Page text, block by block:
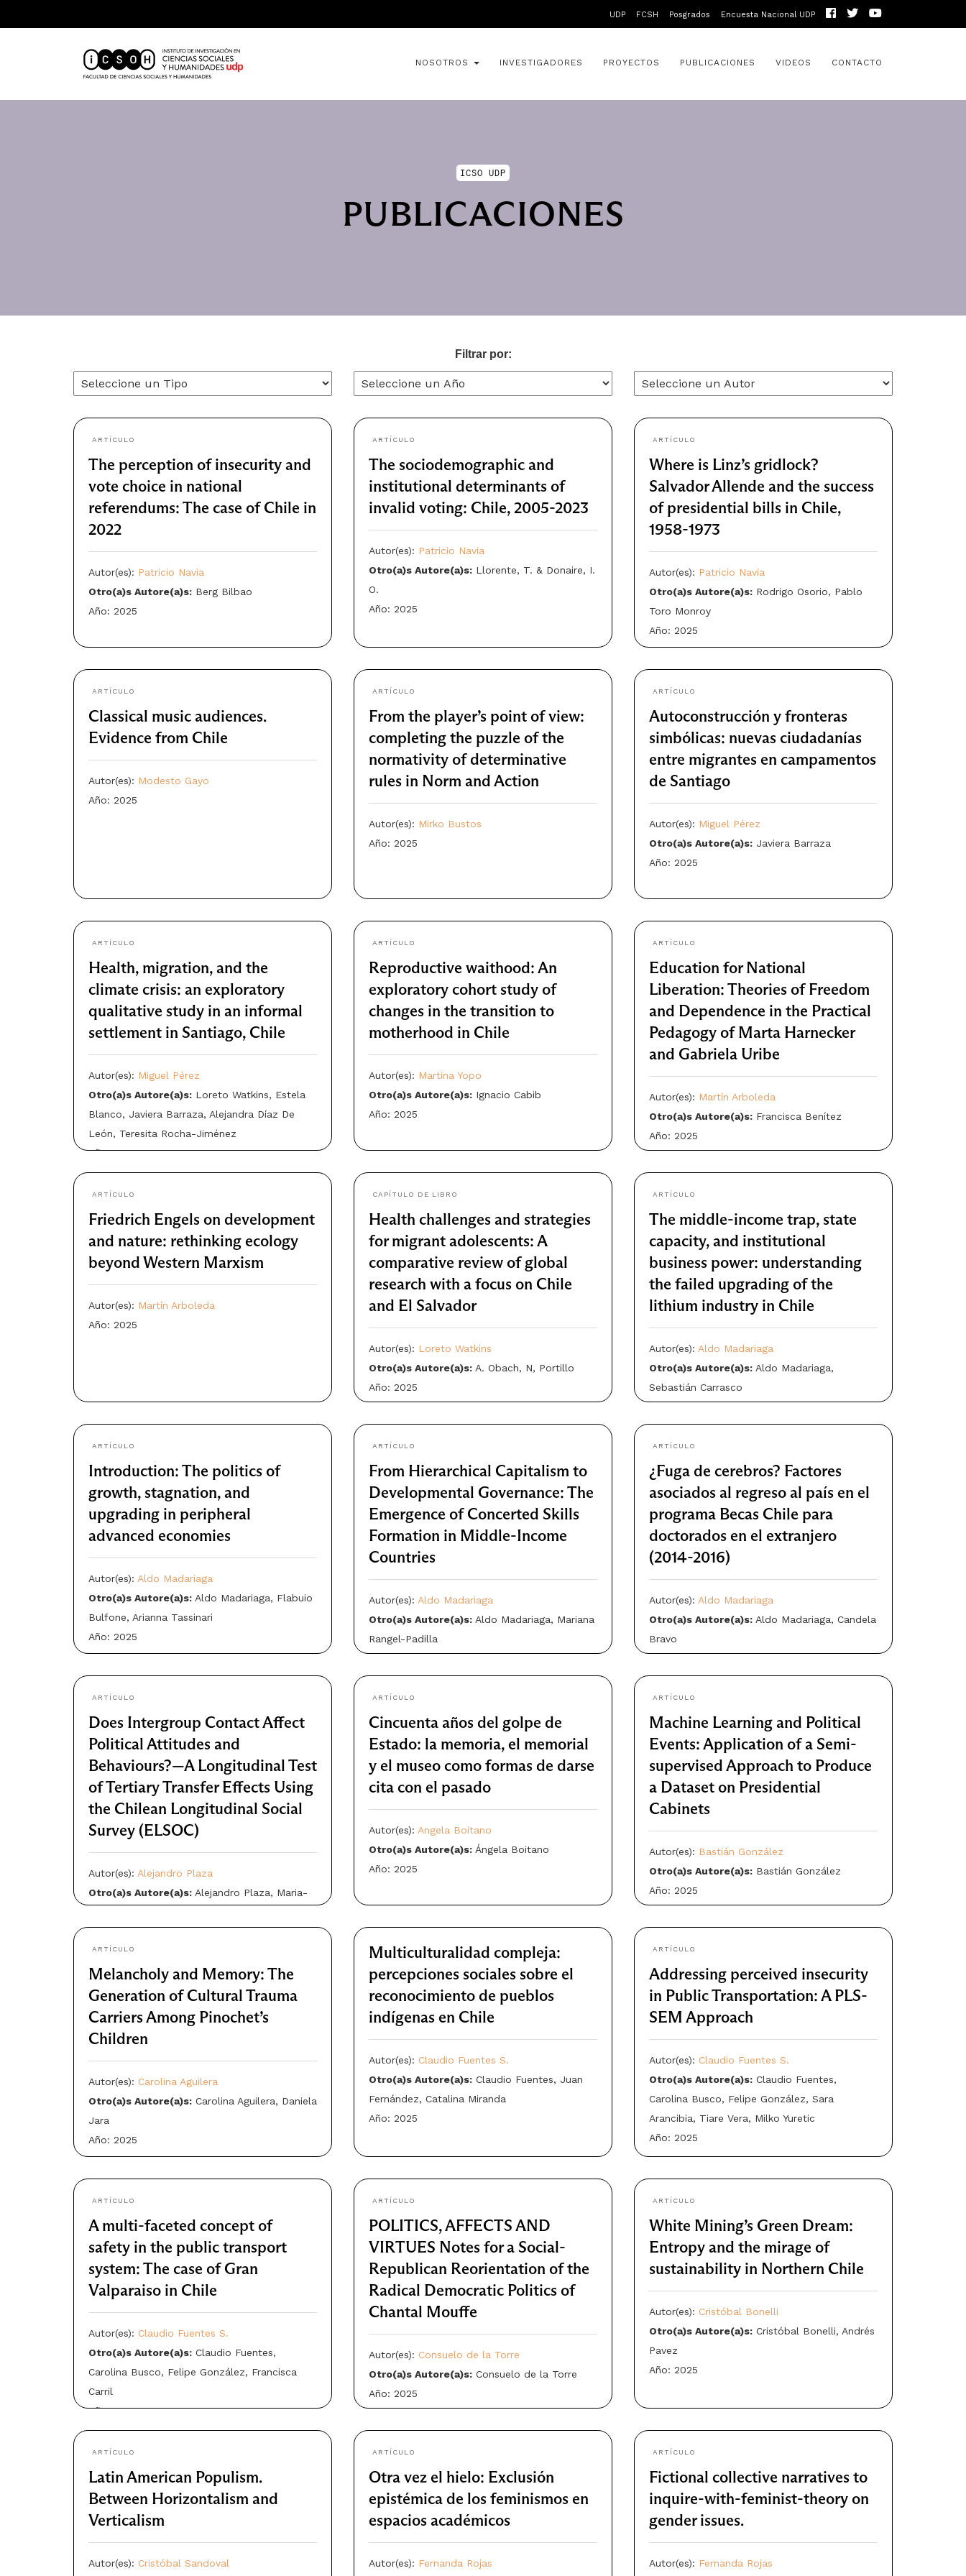
UDP FCSH Posgrados Encuesta Nacional UDP
NOSOTROS INVESTIGADORES PROYECTOS PUBLICACIONES VIDEOS CONTACTO
ICSO UDP
PUBLICACIONES
Filtrar por:
ARTÍCULO
The perception of insecurity and
vote choice in national
referendums: The case of Chile in
2022
Autor(es): Patricio Navia
Otro(a)s Autore(a)s: Berg Bilbao
Año: 2025
ARTÍCULO
The sociodemographic and
institutional determinants of
invalid voting: Chile, 2005-2023
Autor(es): Patricio Navia
Otro(a)s Autore(a)s: Llorente, T. & Donaire, I.
O.
Año: 2025
ARTÍCULO
Where is Linz’s gridlock?
Salvador Allende and the success
of presidential bills in Chile,
1958-1973
Autor(es): Patricio Navia
Otro(a)s Autore(a)s: Rodrigo Osorio, Pablo
Toro Monroy
Año: 2025
ARTÍCULO
Classical music audiences.
Evidence from Chile
Autor(es): Modesto Gayo
Año: 2025
ARTÍCULO
From the player’s point of view:
completing the puzzle of the
normativity of determinative
rules in Norm and Action
Autor(es): Mirko Bustos
Año: 2025
ARTÍCULO
Autoconstrucción y fronteras
simbólicas: nuevas ciudadanías
entre migrantes en campamentos
de Santiago
Autor(es): Miguel Pérez
Otro(a)s Autore(a)s: Javiera Barraza
Año: 2025
ARTÍCULO
Health, migration, and the
climate crisis: an exploratory
qualitative study in an informal
settlement in Santiago, Chile
Autor(es): Miguel Pérez
Otro(a)s Autore(a)s: Loreto Watkins, Estela
Blanco, Javiera Barraza, Alejandra Díaz De
León, Teresita Rocha-Jiménez
Año: 2025
ARTÍCULO
Reproductive waithood: An
exploratory cohort study of
changes in the transition to
motherhood in Chile
Autor(es): Martina Yopo
Otro(a)s Autore(a)s: Ignacio Cabib
Año: 2025
ARTÍCULO
Education for National
Liberation: Theories of Freedom
and Dependence in the Practical
Pedagogy of Marta Harnecker
and Gabriela Uribe
Autor(es): Martín Arboleda
Otro(a)s Autore(a)s: Francisca Benítez
Año: 2025
ARTÍCULO
Friedrich Engels on development
and nature: rethinking ecology
beyond Western Marxism
Autor(es): Martín Arboleda
Año: 2025
CAPÍTULO DE LIBRO
Health challenges and strategies
for migrant adolescents: A
comparative review of global
research with a focus on Chile
and El Salvador
Autor(es): Loreto Watkins
Otro(a)s Autore(a)s: A. Obach, N, Portillo
Año: 2025
ARTÍCULO
The middle-income trap, state
capacity, and institutional
business power: understanding
the failed upgrading of the
lithium industry in Chile
Autor(es): Aldo Madariaga
Otro(a)s Autore(a)s: Aldo Madariaga,
Sebastián Carrasco
ARTÍCULO
Introduction: The politics of
growth, stagnation, and
upgrading in peripheral
advanced economies
Autor(es): Aldo Madariaga
Otro(a)s Autore(a)s: Aldo Madariaga, Flabuio
Bulfone, Arianna Tassinari
Año: 2025
ARTÍCULO
From Hierarchical Capitalism to
Developmental Governance: The
Emergence of Concerted Skills
Formation in Middle-Income
Countries
Autor(es): Aldo Madariaga
Otro(a)s Autore(a)s: Aldo Madariaga, Mariana
Rangel-Padilla
ARTÍCULO
¿Fuga de cerebros? Factores
asociados al regreso al país en el
programa Becas Chile para
doctorados en el extranjero
(2014-2016)
Autor(es): Aldo Madariaga
Otro(a)s Autore(a)s: Aldo Madariaga, Candela
Bravo
ARTÍCULO
Does Intergroup Contact Affect
Political Attitudes and
Behaviours?—A Longitudinal Test
of Tertiary Transfer Effects Using
the Chilean Longitudinal Social
Survey (ELSOC)
Autor(es): Alejandro Plaza
Otro(a)s Autore(a)s: Alejandro Plaza, Maria-
González, Oliver Christ
Año: 2025
ARTÍCULO
Cincuenta años del golpe de
Estado: la memoria, el memorial
y el museo como formas de darse
cita con el pasado
Autor(es): Angela Boitano
Otro(a)s Autore(a)s: Ángela Boitano
Año: 2025
ARTÍCULO
Machine Learning and Political
Events: Application of a Semi-
supervised Approach to Produce
a Dataset on Presidential
Cabinets
Autor(es): Bastián González
Otro(a)s Autore(a)s: Bastián González
Año: 2025
ARTÍCULO
Melancholy and Memory: The
Generation of Cultural Trauma
Carriers Among Pinochet’s
Children
Autor(es): Carolina Aguilera
Otro(a)s Autore(a)s: Carolina Aguilera, Daniela
Jara
Año: 2025
Multiculturalidad compleja:
percepciones sociales sobre el
reconocimiento de pueblos
indígenas en Chile
Autor(es): Claudio Fuentes S.
Otro(a)s Autore(a)s: Claudio Fuentes, Juan
Fernández, Catalina Miranda
Año: 2025
ARTÍCULO
Addressing perceived insecurity
in Public Transportation: A PLS-
SEM Approach
Autor(es): Claudio Fuentes S.
Otro(a)s Autore(a)s: Claudio Fuentes,
Carolina Busco, Felipe González, Sara
Arancibia, Tiare Vera, Milko Yuretic
Año: 2025
ARTÍCULO
A multi-faceted concept of
safety in the public transport
system: The case of Gran
Valparaiso in Chile
Autor(es): Claudio Fuentes S.
Otro(a)s Autore(a)s: Claudio Fuentes,
Carolina Busco, Felipe González, Francisca
Carril
Año: 2025
ARTÍCULO
POLITICS, AFFECTS AND
VIRTUES Notes for a Social-
Republican Reorientation of the
Radical Democratic Politics of
Chantal Mouffe
Autor(es): Consuelo de la Torre
Otro(a)s Autore(a)s: Consuelo de la Torre
Año: 2025
ARTÍCULO
White Mining’s Green Dream:
Entropy and the mirage of
sustainability in Northern Chile
Autor(es): Cristóbal Bonelli
Otro(a)s Autore(a)s: Cristóbal Bonelli, Andrés
Pavez
Año: 2025
ARTÍCULO
Latin American Populism.
Between Horizontalism and
Verticalism
Autor(es): Cristóbal Sandoval
ARTÍCULO
Otra vez el hielo: Exclusión
epistémica de los feminismos en
espacios académicos
Autor(es): Fernanda Rojas
ARTÍCULO
Fictional collective narratives to
inquire-with-feminist-theory on
gender issues.
Autor(es): Fernanda Rojas